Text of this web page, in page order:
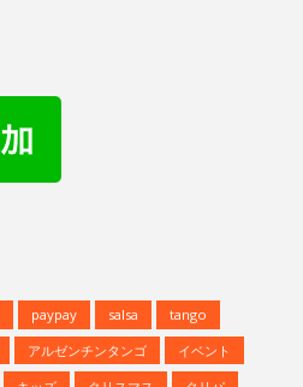
paypay salsa
tango
アルゼンチンタンゴ
イベント